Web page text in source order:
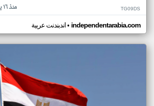
منذ ١٦ يوم TG09DS
اندبندنت عربية• independentarabia.com